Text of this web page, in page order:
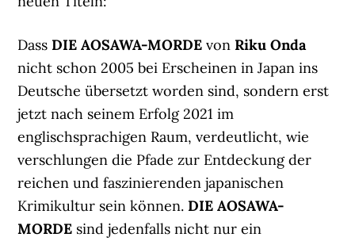
Dass DIE AOSAWA-MORDE von Riku Onda
nicht schon 2005 bei Erscheinen in Japan ins
Deutsche übersetzt worden sind, sondern erst
jetzt nach seinem Erfolg 2021 im
englischsprachigen Raum, verdeutlicht, wie
verschlungen die Pfade zur Entdeckung der
reichen und faszinierenden japanischen
Krimikultur sein können. DIE AOSAWA-
MORDE sind jedenfalls nicht nur ein